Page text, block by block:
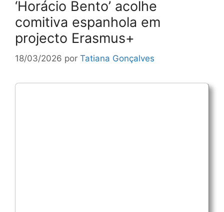
‘Horácio Bento’ acolhe
comitiva espanhola em
projecto Erasmus+
18/03/2026 por Tatiana Gonçalves